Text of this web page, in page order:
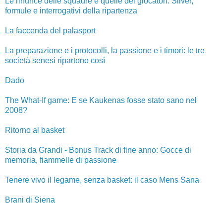
formule e interrogativi della ripartenza
La faccenda del palasport
La preparazione e i protocolli, la passione e i timori: le tre
società senesi ripartono così
Dado
The What-If game: E se Kaukenas fosse stato sano nel
2008?
Ritorno al basket
Storia da Grandi - Bonus Track di fine anno: Gocce di
memoria, fiammelle di passione
Tenere vivo il legame, senza basket: il caso Mens Sana
Brani di Siena